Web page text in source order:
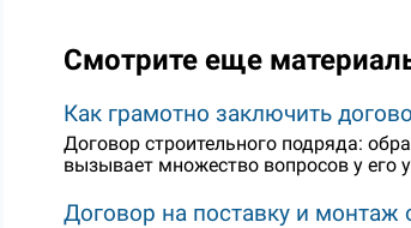
Смотрите еще
Как грамотно заключить
Договор строительного подряда:
вызывает множество вопросов у его
Договор на поставку и монтаж